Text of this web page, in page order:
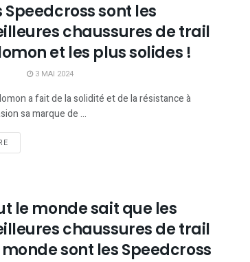
Speedcross sont les
chaussures de trail
et les plus solides !
3 MAI 2024
a fait de la solidité et de la résistance à
sa marque de ...
le monde sait que les
chaussures de trail
sont les Speedcross